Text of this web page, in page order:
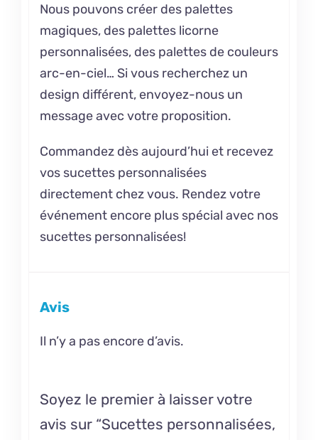
Nous pouvons créer des palettes
magiques, des palettes licorne
personnalisées, des palettes de couleurs
arc-en-ciel… Si vous recherchez un
design différent, envoyez-nous un
message avec votre proposition.
Commandez dès aujourd’hui et recevez
vos sucettes personnalisées
directement chez vous. Rendez votre
événement encore plus spécial avec nos
sucettes personnalisées!
Avis
Il n’y a pas encore d’avis.
Soyez le premier à laisser votre
avis sur “Sucettes personnalisées,